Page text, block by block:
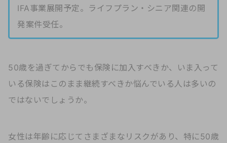
IFA事業展開予定。ライフプラン・シニア関連の開
発案件受任。
50歳を過ぎてからでも保険に加入すべきか、いま入って
いる保険はこのまま継続すべきか悩んでいる人は多いの
ではないでしょうか。
女性は年齢に応じてさまざまなリスクがあり、特に50歳